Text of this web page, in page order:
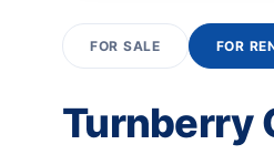
externa com estúdio
salão de cabeleireiro e
desenvolvedor fez
FOR SALE FOR
Turnberry